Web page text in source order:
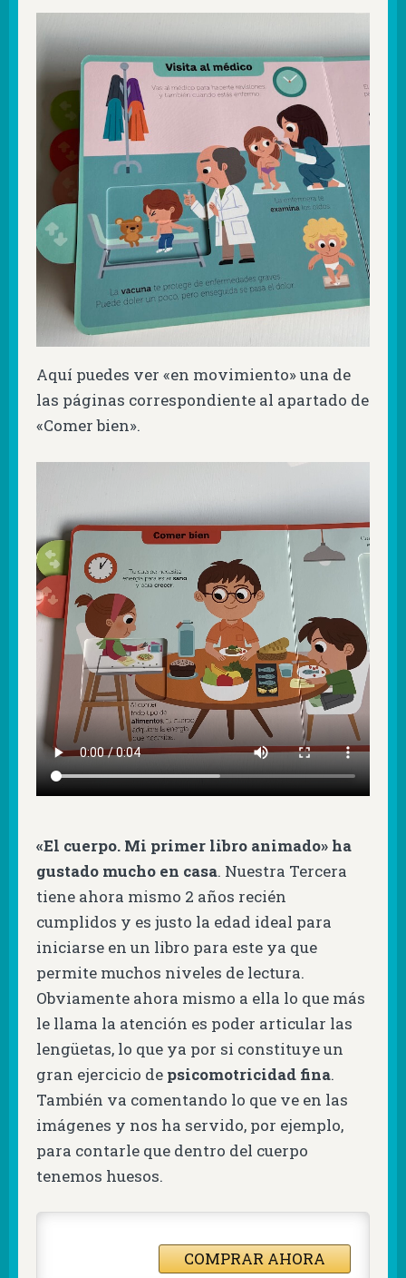
Aquí puedes ver «en movimiento» una de
las páginas correspondiente al apartado de
«Comer bien».
«El cuerpo. Mi primer libro animado» ha
gustado mucho en casa. Nuestra Tercera
tiene ahora mismo 2 años recién
cumplidos y es justo la edad ideal para
iniciarse en un libro para este ya que
permite muchos niveles de lectura.
Obviamente ahora mismo a ella lo que más
le llama la atención es poder articular las
lengüetas, lo que ya por si constituye un
gran ejercicio de psicomotricidad fina.
También va comentando lo que ve en las
imágenes y nos ha servido, por ejemplo,
para contarle que dentro del cuerpo
tenemos huesos.
COMPRAR AHORA